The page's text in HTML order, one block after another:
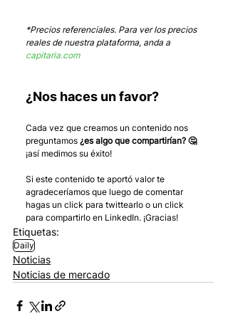
*Precios referenciales. Para ver los precios
reales de nuestra plataforma, anda a
capitaria.com
¿Nos haces un favor?
Cada vez que creamos un contenido nos
preguntamos ¿es algo que compartirían? 🤔
¡así medimos su éxito!
Si este contenido te aportó valor te
agradeceríamos que luego de comentar
hagas un click para twittearlo o un click
para compartirlo en LinkedIn. ¡Gracias!
Etiquetas:
Daily
Noticias
Noticias de mercado